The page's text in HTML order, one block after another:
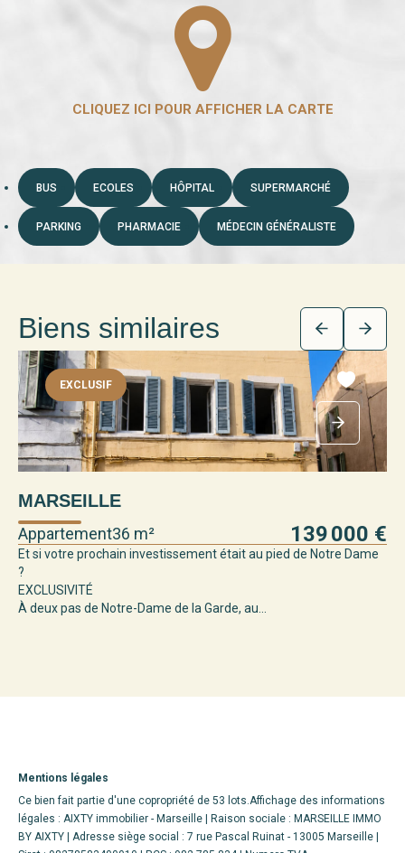
BUS ECOLES HÔPITAL SUPERMARCHÉ
PARKING PHARMACIE MÉDECIN GÉNÉRALISTE
Biens similaires
EXCLUSIF
MARSEILLE
Appartement36 m² 139 000 €
Et si votre prochain investissement était au pied de Notre Dame
?
EXCLUSIVITÉ
À deux pas de Notre-Dame de la Garde, au...
Mentions légales
Ce bien fait partie d'une copropriété de 53 lots.Affichage des informations
légales : AIXTY immobilier - Marseille | Raison sociale : MARSEILLE IMMO
BY AIXTY | Adresse siège social : 7 rue Pascal Ruinat - 13005 Marseille |